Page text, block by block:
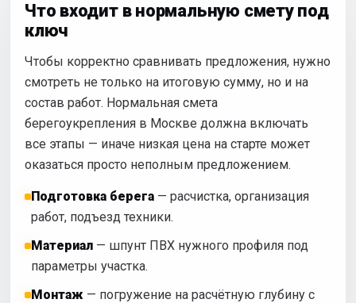
Что входит в нормальную смету под
ключ
Чтобы корректно сравнивать предложения, нужно
смотреть не только на итоговую сумму, но и на
состав работ. Нормальная смета
берегоукрепления в Москве должна включать
все этапы — иначе низкая цена на старте может
оказаться просто неполным предложением.
Подготовка берега — расчистка, организация
работ, подъезд техники.
Материал — шпунт ПВХ нужного профиля под
параметры участка.
Монтаж — погружение на расчётную глубину с